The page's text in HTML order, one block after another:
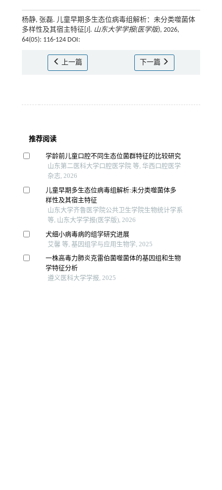
杨静, 张磊. 儿童早期多生态位病毒组解析：未分类噬菌体
多样性及其宿主特征[J]. 山东大学学报(医学版), 2026,
64(05): 116-124 DOI:
上一篇 下一篇